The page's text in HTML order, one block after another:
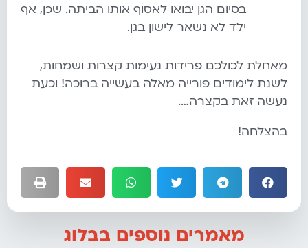
בסיום הגן יבואו לאסוף אותו הביתה. שכן, אף
ילד לא נשאר לישון בגן.
מאחלת לכולכם פרידות נעימות קצרות ושמחות,
לשנת לימודים פורייה מאלה בעשייה ברוכה! וכעת
נעשה זאת בקצרה….
בהצלחה!
מאמרים נוספים בבלוג